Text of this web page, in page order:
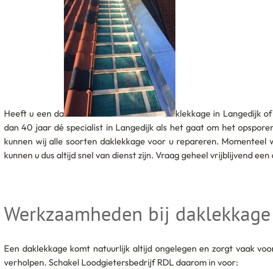
Heeft u een da
klekkage in Langedijk
dan 40 jaar dé specialist in Langedijk als het gaat om het
kunnen wij alle soorten daklekkage voor u repareren.
kunnen u dus altijd snel van dienst zijn. Vraag geheel vrijblijvend
Werkzaamheden bij daklekkage
Een daklekkage komt natuurlijk altijd ongelegen en zorgt vaak
verholpen. Schakel Loodgietersbedrijf RDL daarom in voor: